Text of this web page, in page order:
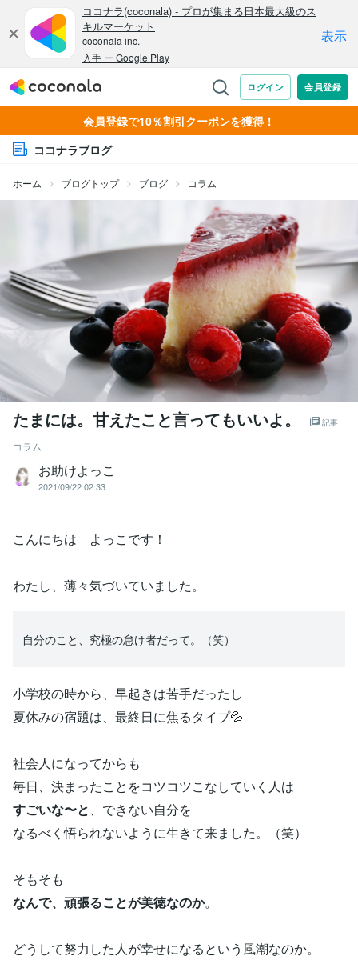
会員登録で10％割引クーポンを獲得！
ココナラブログ
ホーム ブログトップ ブログ コラム
たまには。甘えたこと言ってもいいよ。 記事
コラム
お助けよっこ
2021/09/22 02:33
こんにちは よっこです！
わたし、薄々気づいていました。
自分のこと、究極の怠け者だって。（笑）
小学校の時から、早起きは苦手だったし
夏休みの宿題は、最終日に焦るタイプ💦
社会人になってからも
毎日、決まったことをコツコツこなしていく人は
すごいな〜と、できない自分を
なるべく悟られないように生きて来ました。（笑）
そもそも
なんで、頑張ることが美徳なのか。
どうして努力した人が幸せになるという風潮なのか。